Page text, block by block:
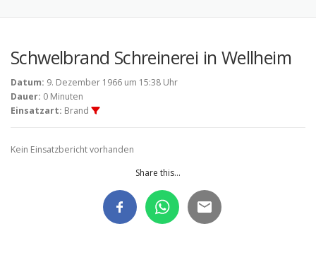
COOKIE-RICHTLINIE (EU)
Schwelbrand Schreinerei in Wellheim
Datum: 9. Dezember 1966 um 15:38 Uhr
Dauer: 0 Minuten
Einsatzart: Brand
Kein Einsatzbericht vorhanden
Share this...